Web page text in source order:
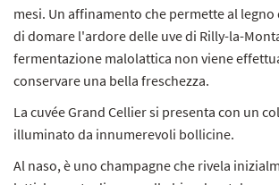
mesi. Un affinamento che permette al
di domare l'ardore delle uve di Rilly-la-
fermentazione malolattica non viene
conservare una bella freschezza.
La cuvée Grand Cellier si presenta con un
illuminato da innumerevoli bollicine.
Al naso, è uno champagne che rivela